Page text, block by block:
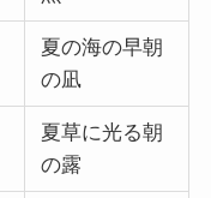
夏の海の早朝
の凪
夏草に光る朝
の露